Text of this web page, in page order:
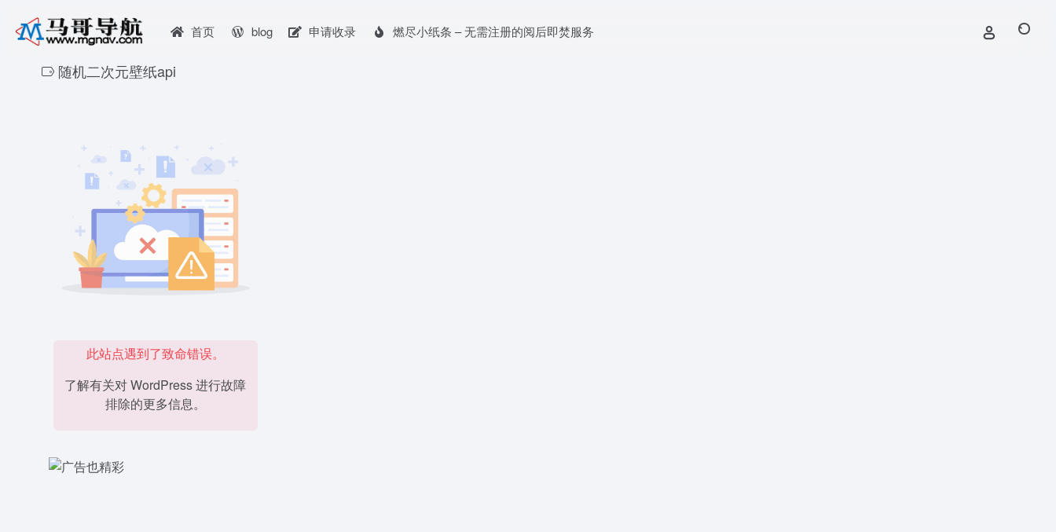
首页 blog 申请收录 燃尽小纸条 – 无需注册的阅后即焚服务
随机二次元壁纸api
此站点遇到了致命错误。
了解有关对 WordPress 进行故障
排除的更多信息。